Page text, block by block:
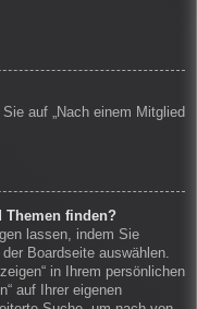
auf „Nach einem Mitglied
Themen finden?
lassen, indem Sie
Boardseite auswählen.
in Ihrem persönlichen
auf Ihrer eigenen